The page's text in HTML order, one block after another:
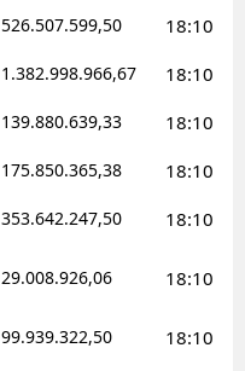
526.507.599,50 18:10
1.382.998.966,67 18:10
139.880.639,33 18:10
175.850.365,38 18:10
353.642.247,50 18:10
29.008.926,06 18:10
99.939.322,50 18:10